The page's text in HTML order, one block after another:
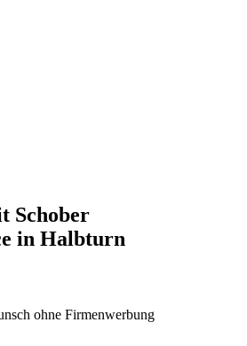
Schober
in Halbturn
ohne Firmenwerbung